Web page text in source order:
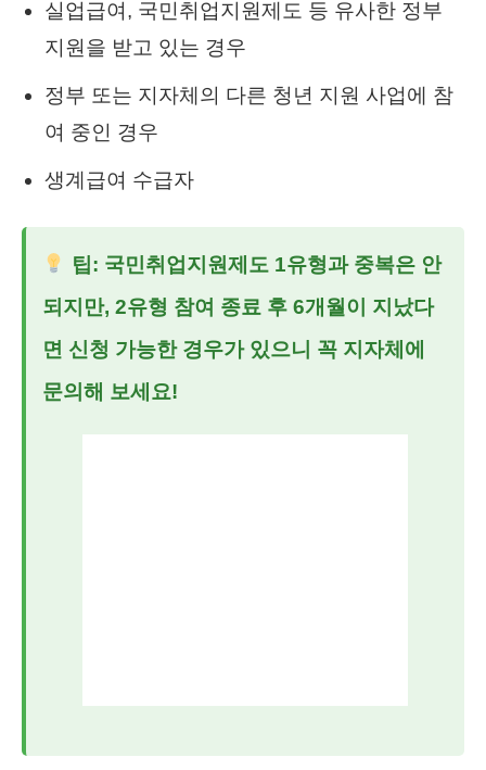
실업급여, 국민취업지원제도 등 유사한 정부
지원을 받고 있는 경우
정부 또는 지자체의 다른 청년 지원 사업에 참
여 중인 경우
생계급여 수급자
팁: 국민취업지원제도 1유형과 중복은 안
되지만, 2유형 참여 종료 후 6개월이 지났다
면 신청 가능한 경우가 있으니 꼭 지자체에
문의해 보세요!